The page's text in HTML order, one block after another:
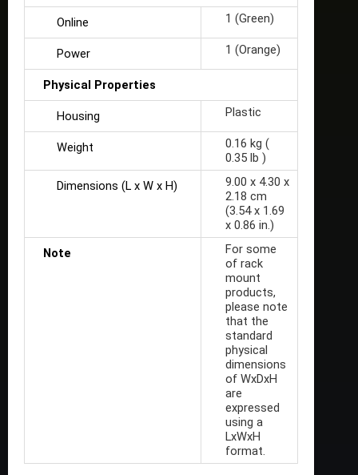
Online 1 (Green)
Power 1 (Orange)
Physical Properties
Housing Plastic
Weight
0.16 kg (
0.35 lb )
Dimensions (L x W x H)
9.00 x 4.30 x
2.18 cm
(3.54 x 1.69
x 0.86 in.)
Note
For some
of rack
mount
products,
please note
that the
standard
physical
dimensions
of WxDxH
are
expressed
using a
LxWxH
format.